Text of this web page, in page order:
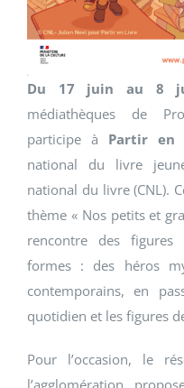
Du 17 juin au 8
médiathèques de
participe à Partir en
national du livre
national du livre (CNL).
thème « Nos petits et
rencontre des
formes : des héros
contemporains, en
quotidien et les figures
Pour l’occasion, le